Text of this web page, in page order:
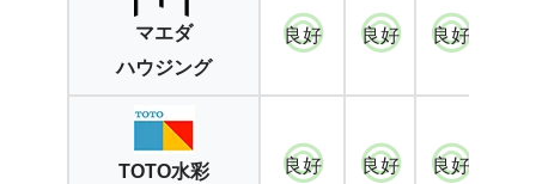
マエダ
ハウジング
良好 良好 良好
TOTO水彩
良好 良好 良好